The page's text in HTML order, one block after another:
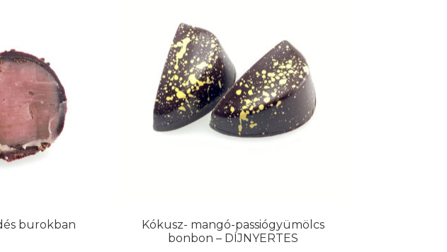
burokban
Kókusz- mangó-passiógyümölcs
bonbon – DÍJNYERTES